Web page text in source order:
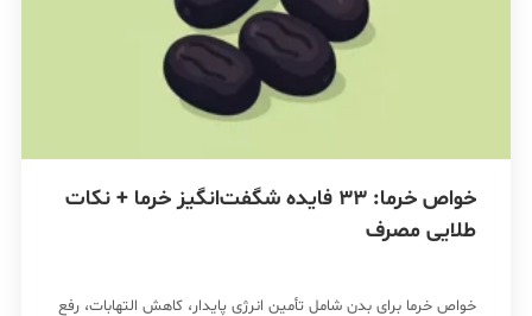
خواص خرما: 33 فایده شگفت‌انگیز خرما + نکات
طلایی مصرف
خواص خرما برای بدن شامل تأمین انرژی پایدار، کاهش التهابات، رفع